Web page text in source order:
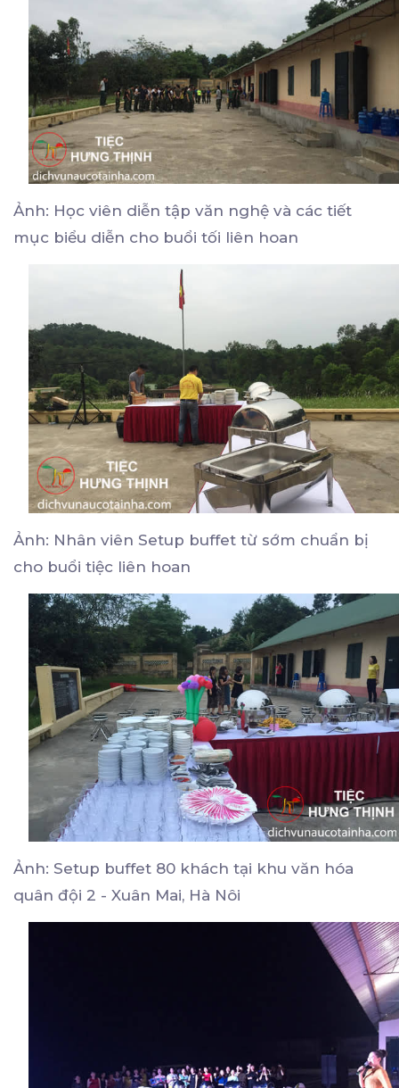
Ảnh: Học viên diễn tập văn nghệ và các tiết
mục biểu diễn cho buổi tối liên hoan
Ảnh: Nhân viên Setup buffet từ sớm chuẩn bị
cho buổi tiệc liên hoan
Ảnh: Setup buffet 80 khách tại khu văn hóa
quân đội 2 - Xuân Mai, Hà Nôi